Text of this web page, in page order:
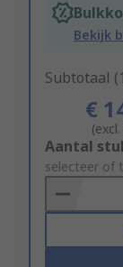
Bekijk
Subtotaal
€
Add
to
Basket
Aantal
selecteer of